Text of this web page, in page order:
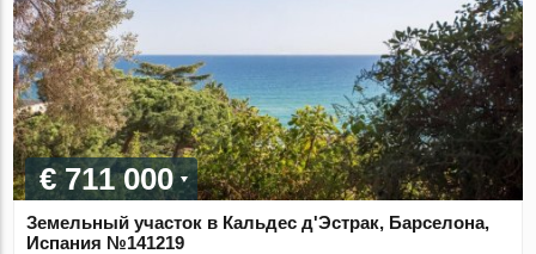
€ 711 000
Земельный участок в Кальдес д'Эстрак, Барселона,
Испания №141219